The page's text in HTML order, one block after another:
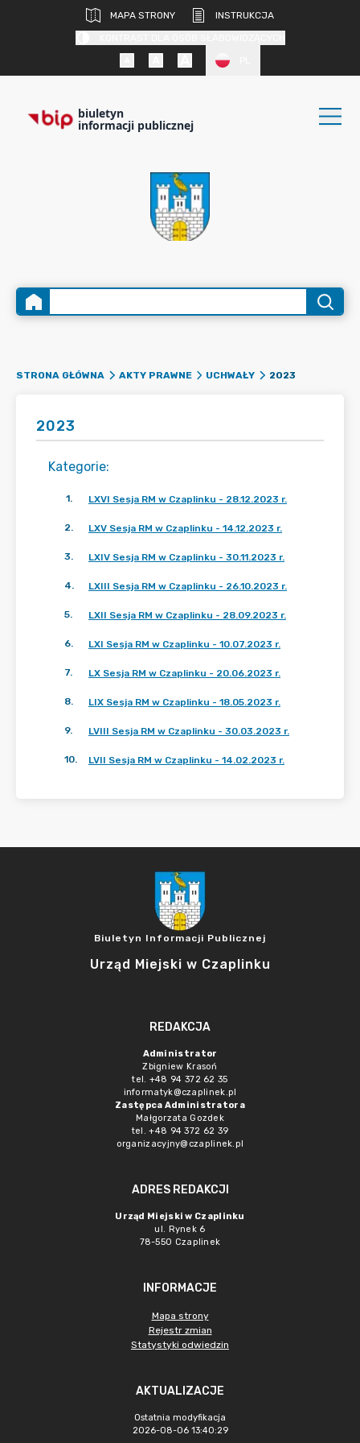
MAPA STRONY
INSTRUKCJA
biuletyn
informacji publicznej
STRONA GŁÓWNA AKTY PRAWNE UCHWAŁY 2023
2023
Kategorie:
1. LXVI Sesja RM w Czaplinku - 28.12.2023 r.
2. LXV Sesja RM w Czaplinku - 14.12.2023 r.
3. LXIV Sesja RM w Czaplinku - 30.11.2023 r.
4. LXIII Sesja RM w Czaplinku - 26.10.2023 r.
5. LXII Sesja RM w Czaplinku - 28.09.2023 r.
6. LXI Sesja RM w Czaplinku - 10.07.2023 r.
7. LX Sesja RM w Czaplinku - 20.06.2023 r.
8. LIX Sesja RM w Czaplinku - 18.05.2023 r.
9. LVIII Sesja RM w Czaplinku - 30.03.2023 r.
10. LVII Sesja RM w Czaplinku - 14.02.2023 r.
Biuletyn Informacji Publicznej
Urząd Miejski w Czaplinku
REDAKCJA
Administrator
Zbigniew Krasoń
tel. +48 94 372 62 35
informatyk@czaplinek.pl
Zastępca Administratora
Małgorzata Gozdek
tel. +48 94 372 62 39
organizacyjny@czaplinek.pl
ADRES REDAKCJI
Urząd Miejski w Czaplinku
ul. Rynek 6
78-550 Czaplinek
INFORMACJE
Mapa strony
Rejestr zmian
Statystyki odwiedzin
AKTUALIZACJE
Ostatnia modyfikacja
2026-08-06 13:40:29